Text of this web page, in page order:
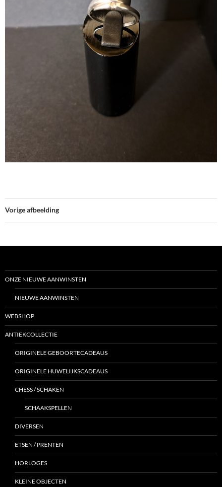
Vorige afbeelding
ONZE NIEUWE AANWINSTEN
NIEUWE AANWINSTEN
WEBSHOP
ANTIEKCOLLECTIE
ORIGINELE GEBOORTECADEAUS
ORIGINELE HUWELIJKSCADEAUS
CHESS / SCHAKEN
SCHAAKSPELLEN
DIVERSEN
ETSEN / PRENTEN
HORLOGES
KLEINE OBJECTEN